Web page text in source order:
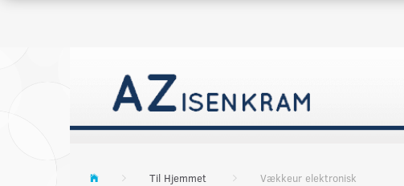
Til Hjemmet Vækkeur elektronisk